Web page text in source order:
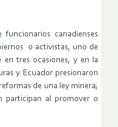
canadienses
o activistas, uno de
en tres ocasiones, y en la
y Ecuador presionaron
de una ley minera;
participan al promover o